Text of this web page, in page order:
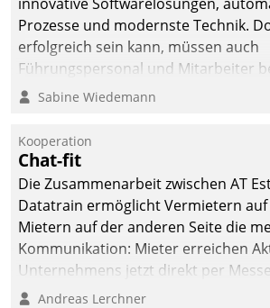
Prozesse und modernste Technik.
erfolgreich sein kann, müssen auch
Führungspersonal und Mitarbeiter
verändern und anzupassen, sonst
Sabine Wiedemann
Kooperation
Chat-fit
Die Zusammenarbeit zwischen AT
Datatrain ermöglicht Vermietern
Mietern auf der anderen Seite die
Kommunikation: Mieter erreichen
Unternehmens jetzt direkt per
Mitarbeiter oder Dienstleister
Andreas Lerchner